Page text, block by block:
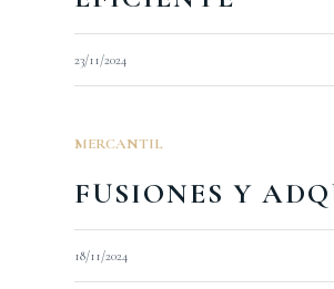
23/11/2024
MERCANTIL
FUSIONES Y
18/11/2024